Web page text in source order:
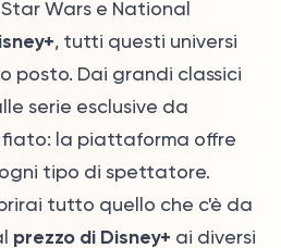
Star Wars e National
, tutti questi universi
posto. Dai grandi classici
serie esclusive da
la piattaforma offre
tipo di spettatore.
tutto quello che c'è da
prezzo di Disney+ ai diversi